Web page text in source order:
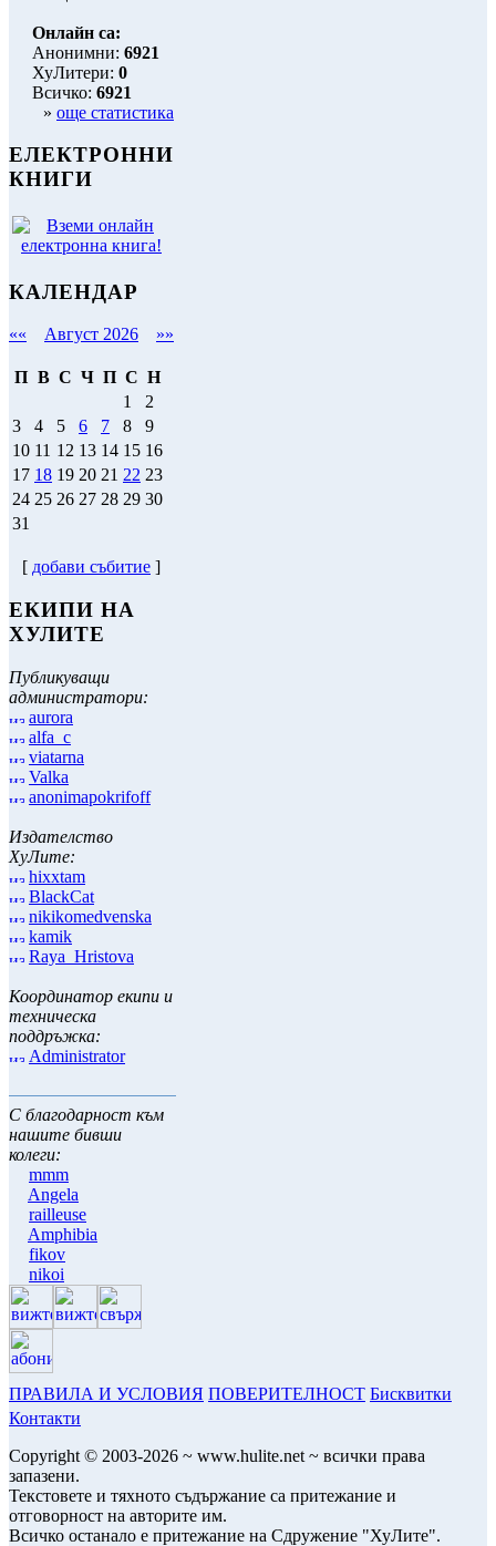
Онлайн са:
Анонимни: 6921
ХуЛитери: 0
Всичко: 6921
» още статистика
ЕЛЕКТРОННИ
КНИГИ
КАЛЕНДАР
«« Август 2026 »»
П В С Ч П С Н
1
2
3
4 5 6 7 8
9
10 11 12 13 14 15 16
17 18 19 20 21 22 23
24 25 26 27 28 29 30
31
[ добави събитие ]
ЕКИПИ НА
ХУЛИТЕ
Публикуващи
администратори:
aurora
alfa_c
viatarna
Valka
anonimapokrifoff
Издателство
ХуЛите:
hixxtam
BlackCat
nikikomedvenska
kamik
Raya_Hristova
Координатор екипи и
техническа
поддръжка:
Administrator
С благодарност към
нашите бивши
колеги:
mmm
Angela
railleuse
Amphibia
fikov
nikoi
ПРАВИЛА И УСЛОВИЯ ПОВЕРИТЕЛНОСТ Бисквитки
Контакти
Copyright © 2003-2026 ~ www.hulite.net ~ всички права
запазени.
Текстовете и тяхното съдържание са притежание и
отговорност на авторите им.
Всичко останало е притежание на Сдружение "ХуЛите".